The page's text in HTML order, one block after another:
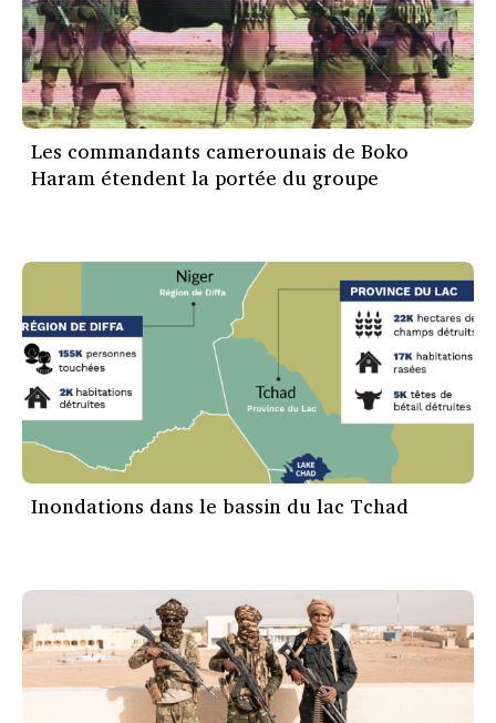
Les commandants camerounais de Boko
Haram étendent la portée du groupe
Inondations dans le bassin du lac Tchad